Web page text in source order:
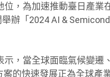
位，為加速推動臺日產
辦「2024 AI &
示，當全球面臨氣候變
案的快速發展正為全球